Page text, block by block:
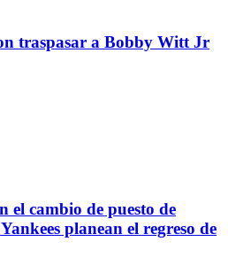
traspasar a Bobby Witt Jr
el cambio de puesto de
planean el regreso de